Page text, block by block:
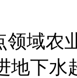
领域
地下水